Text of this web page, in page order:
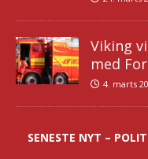
Viking
med
4. marts
SENESTE NYT –